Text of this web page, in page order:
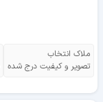
ملاک انتخاب
تصویر و کیفیت درج شده